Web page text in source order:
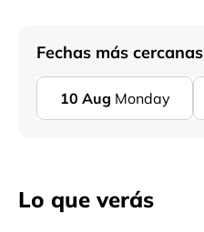
Fechas más cercanas
10 Aug Monday
Lo que verás